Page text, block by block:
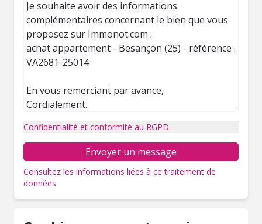
Confidentialité et conformité au RGPD.
Envoyer un message
Consultez les informations liées à ce traitement de
données